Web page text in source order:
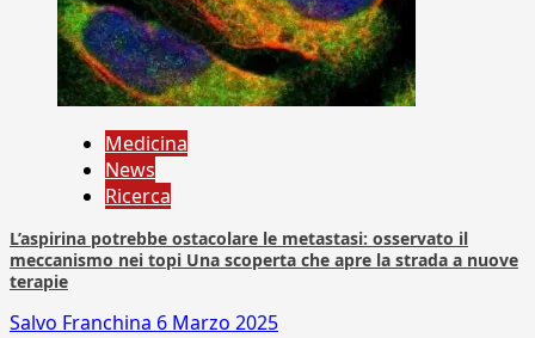
Medicina
News
Ricerca
L’aspirina potrebbe ostacolare le metastasi: osservato il
meccanismo nei topi Una scoperta che apre la strada a nuove
terapie
Salvo Franchina 6 Marzo 2025